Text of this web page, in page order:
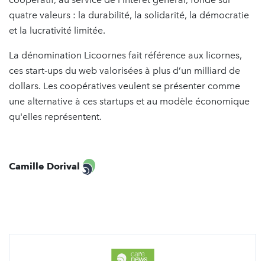
quatre valeurs : la durabilité, la solidarité, la démocratie
et la lucrativité limitée.
La dénomination Licoornes fait référence aux licornes,
ces start-ups du web valorisées à plus d’un milliard de
dollars. Les coopératives veulent se présenter comme
une alternative à ces startups et au modèle économique
qu'elles représentent.
Camille Dorival